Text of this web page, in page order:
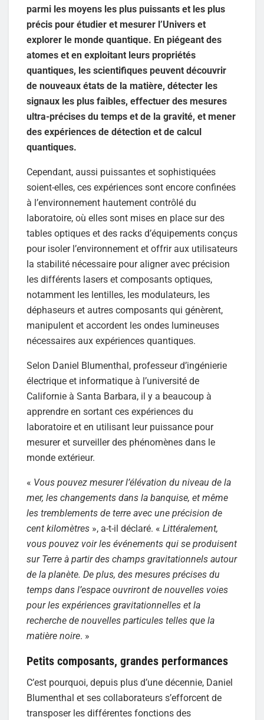
parmi les moyens les plus puissants et les plus
précis pour étudier et mesurer l’Univers et
explorer le monde quantique. En piégeant des
atomes et en exploitant leurs propriétés
quantiques, les scientifiques peuvent découvrir
de nouveaux états de la matière, détecter les
signaux les plus faibles, effectuer des mesures
ultra-précises du temps et de la gravité, et mener
des expériences de détection et de calcul
quantiques.
Cependant, aussi puissantes et sophistiquées
soient-elles, ces expériences sont encore confinées
à l’environnement hautement contrôlé du
laboratoire, où elles sont mises en place sur des
tables optiques et des racks d’équipements conçus
pour isoler l’environnement et offrir aux utilisateurs
la stabilité nécessaire pour aligner avec précision
les différents lasers et composants optiques,
notamment les lentilles, les modulateurs, les
déphaseurs et autres composants qui génèrent,
manipulent et accordent les ondes lumineuses
nécessaires aux expériences quantiques.
Selon Daniel Blumenthal, professeur d’ingénierie
électrique et informatique à l’université de
Californie à Santa Barbara, il y a beaucoup à
apprendre en sortant ces expériences du
laboratoire et en utilisant leur puissance pour
mesurer et surveiller des phénomènes dans le
monde extérieur.
« Vous pouvez mesurer l’élévation du niveau de la
mer, les changements dans la banquise, et même
les tremblements de terre avec une précision de
cent kilomètres », a-t-il déclaré. « Littéralement,
vous pouvez voir les événements qui se produisent
sur Terre à partir des champs gravitationnels autour
de la planète. De plus, des mesures précises du
temps dans l’espace ouvriront de nouvelles voies
pour les expériences gravitationnelles et la
recherche de nouvelles particules telles que la
matière noire. »
Petits composants, grandes performances
C’est pourquoi, depuis plus d’une décennie, Daniel
Blumenthal et ses collaborateurs s’efforcent de
transposer les différentes fonctions des